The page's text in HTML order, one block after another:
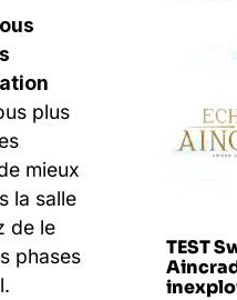
plus
mieux
la salle
de le
phases
TEST